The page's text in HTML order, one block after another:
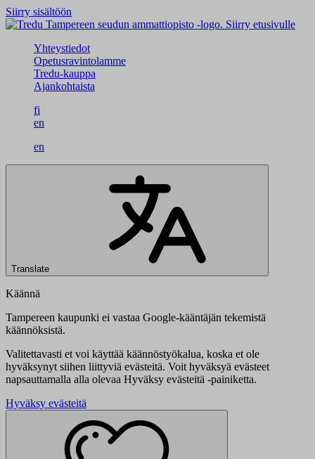
Siirry sisältöön
Siirry etusivulle
Yhteystiedot
Opetusravintolamme
Tredu-kauppa
Ajankohtaista
fi
en
en
Translate
Käännä
Tampereen kaupunki ei vastaa Google-kääntäjän tekemistä
käännöksistä.
Valitettavasti et voi käyttää käännöstyökalua, koska et ole
hyväksynyt siihen liittyviä evästeitä. Voit hyväksyä evästeet
napsauttamalla alla olevaa Hyväksy evästeitä -painiketta.
Hyväksy evästeitä